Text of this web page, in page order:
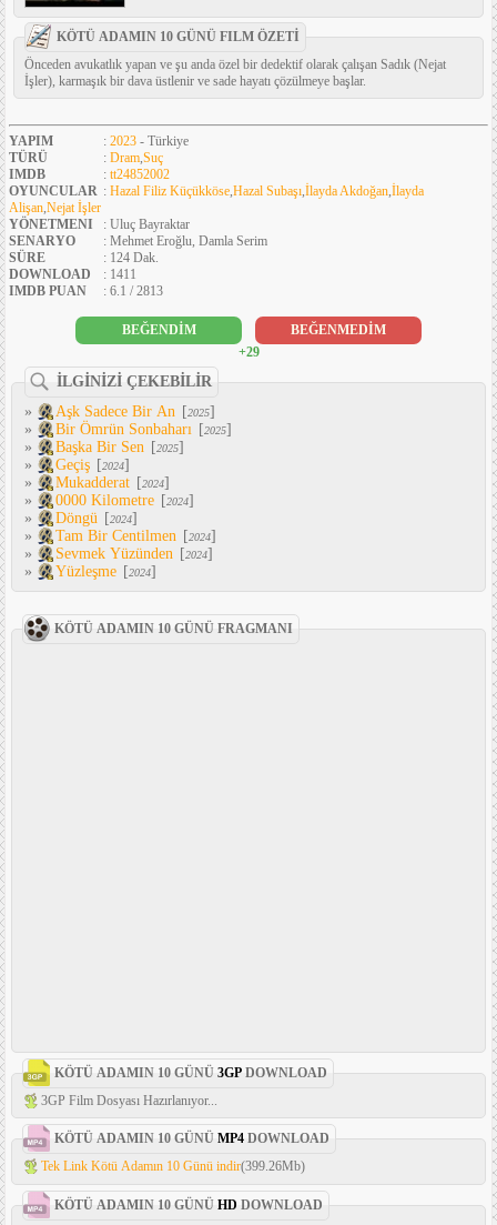
KÖTÜ ADAMIN 10 GÜNÜ FILM ÖZETİ
Önceden avukatlık yapan ve şu anda özel bir dedektif olarak çalışan Sadık (Nejat
İşler), karmaşık bir dava üstlenir ve sade hayatı çözülmeye başlar.
YAPIM : 2023 - Türkiye
TÜRÜ
: Dram,Suç
IMDB
: tt24852002
OYUNCULAR : Hazal Filiz Küçükköse,Hazal Subaşı,İlayda Akdoğan,İlayda
Alişan,Nejat İşler
YÖNETMENI
: Uluç Bayraktar
SENARYO
: Mehmet Eroğlu, Damla Serim
SÜRE
: 124 Dak.
DOWNLOAD
: 1411
IMDB PUAN
: 6.1 / 2813
BEĞENDİM
BEĞENMEDİM
+29
İLGİNİZİ ÇEKEBİLİR
»
Aşk Sadece Bir An [2025]
»
Bir Ömrün Sonbaharı [2025]
»
Başka Bir Sen [2025]
»
Geçiş [2024]
»
Mukadderat [2024]
»
0000 Kilometre [2024]
»
Döngü [2024]
»
Tam Bir Centilmen [2024]
»
Sevmek Yüzünden [2024]
»
Yüzleşme [2024]
KÖTÜ ADAMIN 10 GÜNÜ FRAGMANI
KÖTÜ ADAMIN 10 GÜNÜ 3GP DOWNLOAD
3GP Film Dosyası Hazırlanıyor...
KÖTÜ ADAMIN 10 GÜNÜ MP4 DOWNLOAD
Tek Link Kötü Adamın 10 Günü indir(399.26Mb)
KÖTÜ ADAMIN 10 GÜNÜ HD DOWNLOAD